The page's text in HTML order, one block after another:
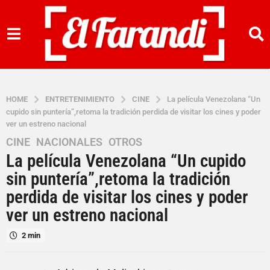
HOME ENTRETENIMIENTO CINE
La película Venezolana “Un
cupido sin puntería”,retoma la tradición perdida de visitar los cines y poder
ver un estreno nacional
4
a
o
s
a
g
CINE ,NACIONALES ,OTROS
La película Venezolana “Un cupido
sin puntería”,retoma la tradición
perdida de visitar los cines y poder
ver un estreno nacional
2 min